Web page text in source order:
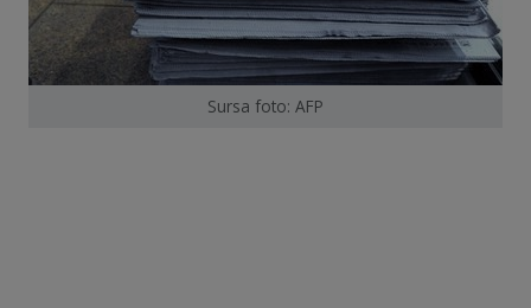
Sursa foto: AFP